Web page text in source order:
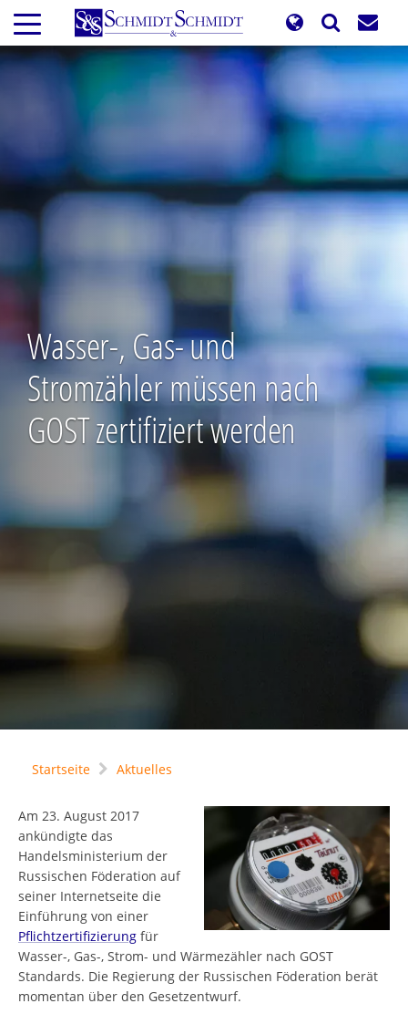
Direkt
zum
Inhalt
Wasser-, Gas- und
Stromzähler müssen nach
GOST zertifiziert werden
Startseite Aktuelles
Am 23. August 2017
ankündigte das
Handelsministerium der
Russischen Föderation auf
seiner Internetseite die
Einführung von einer
Pflichtzertifizierung für
Wasser-, Gas-, Strom- und Wärmezähler nach GOST
Standards. Die Regierung der Russischen Föderation berät
momentan über den Gesetzentwurf.